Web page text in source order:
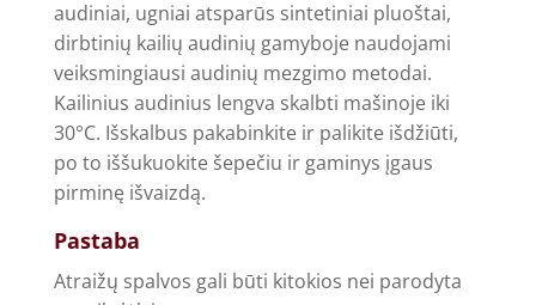
audiniai, ugniai atsparūs sintetiniai pluoštai,
dirbtinių kailių audinių gamyboje naudojami
veiksmingiausi audinių mezgimo metodai.
Kailinius audinius lengva skalbti mašinoje iki
30°C. Išskalbus pakabinkite ir palikite išdžiūti,
po to iššukuokite šepečiu ir gaminys įgaus
pirminę išvaizdą.
Pastaba
Atraižų spalvos gali būti kitokios nei parodyta